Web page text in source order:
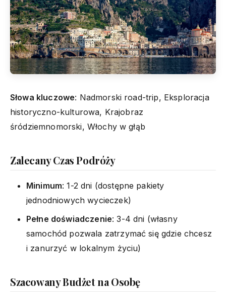
Słowa kluczowe: Nadmorski road-trip, Eksploracja
historyczno-kulturowa, Krajobraz
śródziemnomorski, Włochy w głąb
Zalecany Czas Podróży
Minimum: 1-2 dni (dostępne pakiety
jednodniowych wycieczek)
Pełne doświadczenie: 3-4 dni (własny
samochód pozwala zatrzymać się gdzie chcesz
i zanurzyć w lokalnym życiu)
Szacowany Budżet na Osobę